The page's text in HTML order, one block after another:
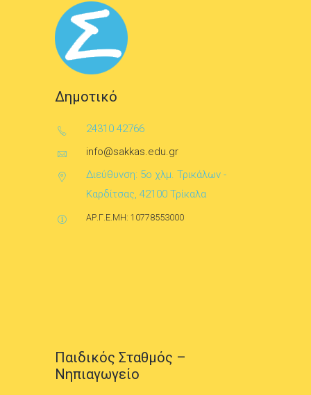
Δημοτικό
24310 42766
info@sakkas.edu.gr
Διεύθυνση: 5ο χλμ. Τρικάλων -
Καρδίτσας, 42100 Τρίκαλα
ΑΡ.Γ.Ε.ΜΗ: 10778553000
Παιδικός Σταθμός –
Νηπιαγωγείο